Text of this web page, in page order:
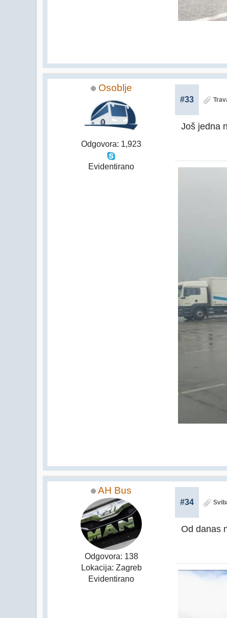
Osoblje
Odgovora: 1,923
Evidentirano
#33
Još jedna
AH Bus
Odgovora: 138
Lokacija: Zagreb
Evidentirano
#34
Od danas